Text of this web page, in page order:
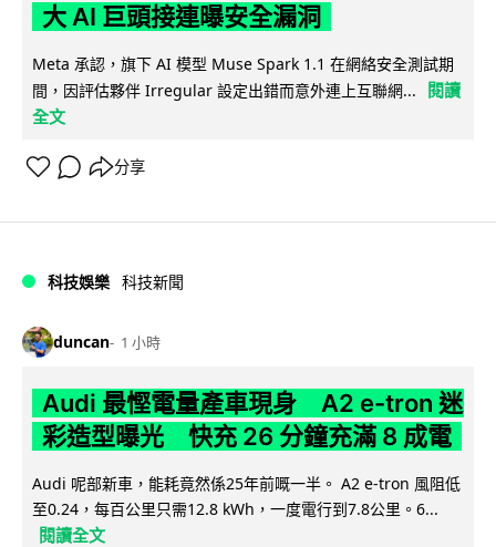
大 AI 巨頭接連曝安全漏洞
Meta 承認，旗下 AI 模型 Muse Spark 1.1 在網絡安全測試期
間，因評估夥伴 Irregular 設定出錯而意外連上互聯網...
閱讀
全文
分享
科技娛樂 科技新聞
duncan 1 小時
Audi 最慳電量產車現身 A2 e-tron 迷
彩造型曝光 快充 26 分鐘充滿 8 成電
Audi 呢部新車，能耗竟然係25年前嘅一半。 A2 e-tron 風阻低
至0.24，每百公里只需12.8 kWh，一度電行到7.8公里。6...
閱讀全文